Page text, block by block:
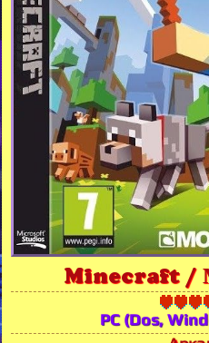
Minecraft /
PC (Dos,